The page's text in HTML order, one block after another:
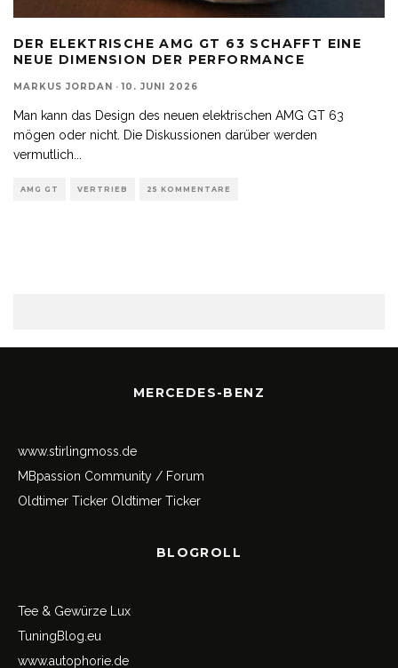
DER ELEKTRISCHE AMG GT 63 SCHAFFT EINE
NEUE DIMENSION DER PERFORMANCE
MARKUS JORDAN · 10. JUNI 2026
Man kann das Design des neuen elektrischen AMG GT 63
mögen oder nicht. Die Diskussionen darüber werden
vermutlich
AMG GT VERTRIEB 25 KOMMENTARE
MERCEDES-BENZ
www.stirlingmoss.de
MBpassion Community / Forum
Oldtimer Ticker Oldtimer Ticker
BLOGROLL
Tee & Gewürze Lux
TuningBlog.eu
www.autophorie.de